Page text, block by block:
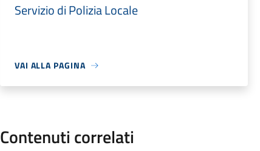
Servizio di Polizia Locale
VAI ALLA PAGINA
Contenuti correlati